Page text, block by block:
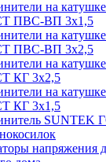
на
ПВС-ВП 3х1,5
на
ПВС-ВП 3х2,5
на
КГ 3х2,5
на
КГ 3х1,5
SUNTEK
напряжения